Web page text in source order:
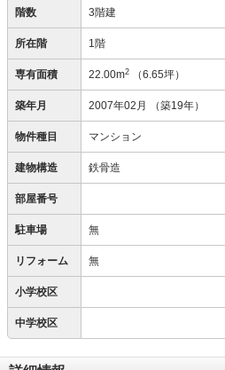
階数 3階建
所在階 1階
専有面積 22.00m2 （6.65坪）
築年月 2007年02月 （築19年）
物件種目 マンション
建物構造 鉄骨造
部屋番号
駐車場 無
リフォーム 無
小学校区
中学校区